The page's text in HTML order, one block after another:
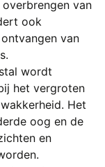
van
ook
van
wordt
het vergroten
Het
oog en de
en